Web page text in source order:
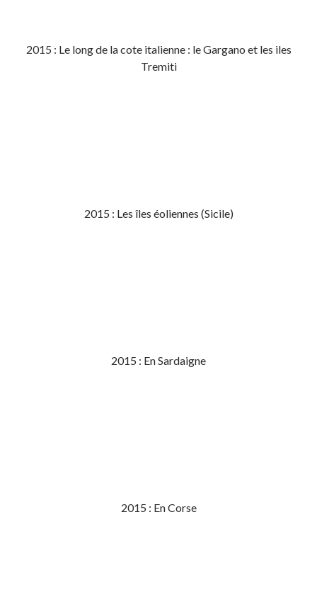
2015 : Le long de la cote italienne : le Gargano et les iles
Tremiti
2015 : Les îles éoliennes (Sicile)
2015 : En Sardaigne
2015 : En Corse